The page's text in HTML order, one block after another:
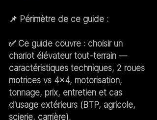
📌 Périmètre de ce guide :
✅ Ce guide couvre : choisir un
chariot élévateur tout-terrain —
caractéristiques techniques, 2 roues
motrices vs 4x4, motorisation,
tonnage, prix, entretien et cas
d'usage extérieurs (BTP, agricole,
scierie, carrière).